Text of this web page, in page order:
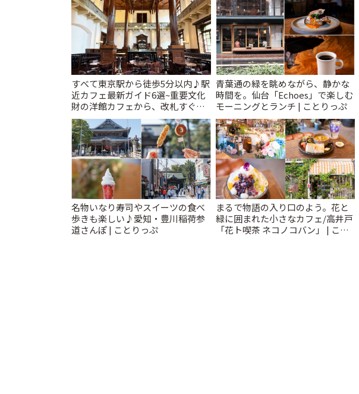
すべて東京駅から徒歩5分以内♪駅
近カフェ最新ガイド6選~重要文化
財の洋館カフェから、改札すぐの
レトロ喫茶まで~ | ことりっぷ
青葉通の緑を眺めながら、静かな
時間を。仙台「Echoes」で楽しむ
モーニングとランチ | ことりっぷ
名物いなり寿司やスイーツの食べ
歩きも楽しい♪愛知・豊川稲荷参
道さんぽ | ことりっぷ
まるで物語の入り口のよう。花と
緑に囲まれた小さなカフェ/高井戸
「花ト喫茶 ネコノコバン」 | こと